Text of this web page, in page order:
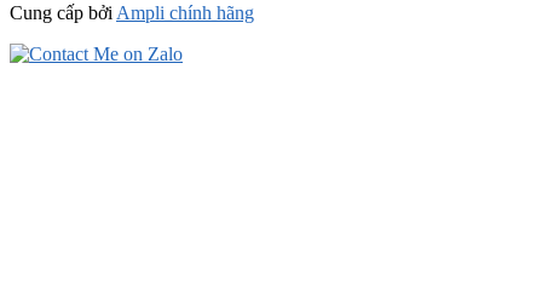
Cung cấp bởi Ampli chính hãng